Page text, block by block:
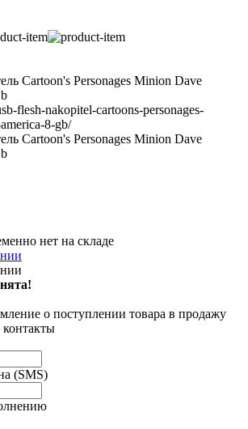
Cartoon's Personages Minion Dave
flesh-nakopitel-cartoons-personages-
8-gb/
Cartoon's Personages Minion Dave
нет на складе
о поступлении товара в продажу
(SMS)